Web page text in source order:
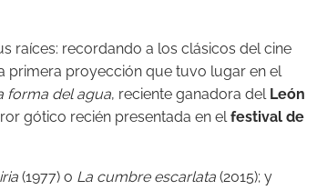
raíces: recordando a los clásicos del cine
primera proyección que tuvo lugar en el
forma del agua, reciente ganadora del León
gótico recién presentada en elfestival de
(1977) o La cumbre escarlata (2015); y